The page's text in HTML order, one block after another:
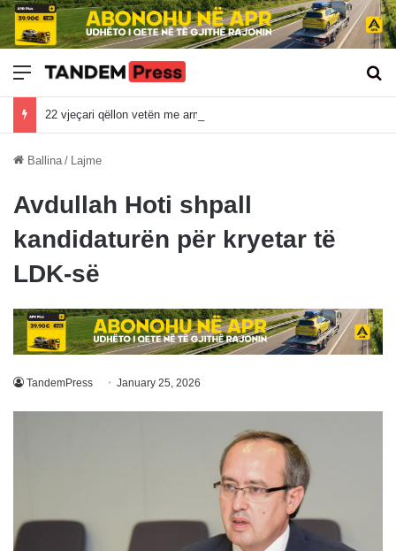
Meny
Ballina / Lajme
Avdullah Hoti shpall
kandidaturën për kryetar të
LDK-së
TandemPress January 25, 2026